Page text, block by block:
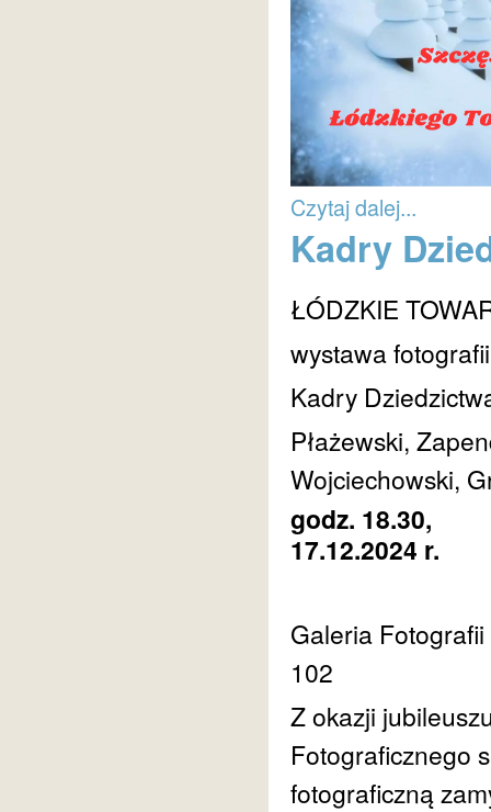
Czytaj dalej...
Kadry
ŁÓDZKIE
wystawa fotografii
Kadry
Płażewski,
Wojciechowski,
godz. 18.30,
17.12.2024 r.
Galeria
102
Z okazji
Fotograficznego
fotograficzną